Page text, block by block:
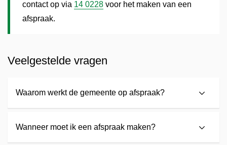
contact op via 14 0228 voor het maken van een
afspraak.
Veelgestelde vragen
Waarom werkt de gemeente op afspraak?
Wanneer moet ik een afspraak maken?